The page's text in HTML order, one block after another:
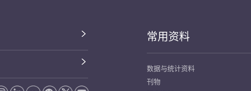
常用资料
数据与统计资料
刊物